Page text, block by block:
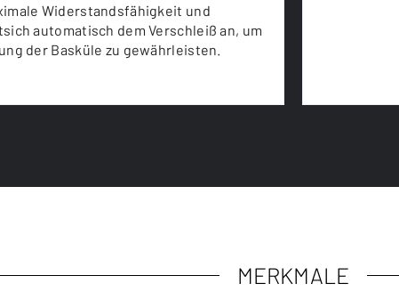
Widerstandsfähigkeit und
automatisch dem Verschleiß an, um
der Basküle zu gewährleisten.
MERKMALE